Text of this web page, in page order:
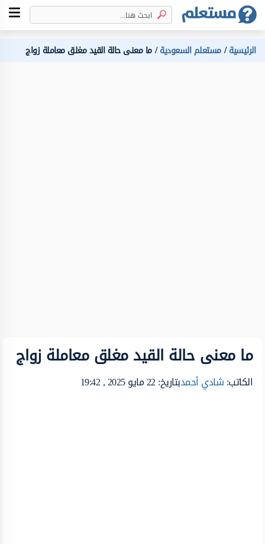
الرئيسية مستعلم السعودية ما معنى حالة القيد مغلق معاملة زواج
ما معنى حالة القيد مغلق معاملة زواج
الكاتب:شادي أحمدبتاريخ: 22 مايو 2025 , 19:42